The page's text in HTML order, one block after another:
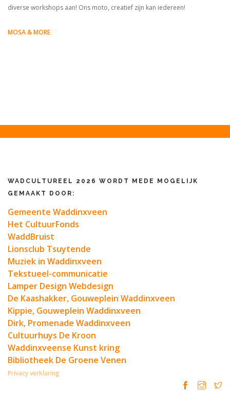
diverse workshops aan! Ons moto, creatief zijn kan iedereen!
MOSA & MORE
WADCULTUREEL 2026 WORDT MEDE MOGELIJK
GEMAAKT DOOR:
Gemeente Waddinxveen
Het CultuurFonds
WaddBruist
Lionsclub Tsuytende
Muziek in Waddinxveen
Tekstueel-communicatie
Lamper Design Webdesign
De Kaashakker, Gouweplein Waddinxveen
Kippie, Gouweplein Waddinxveen
Dirk, Promenade Waddinxveen
Cultuurhuys De Kroon
Waddinxveense Kunst kring
Bibliotheek De Groene Venen
Privacy verklaring